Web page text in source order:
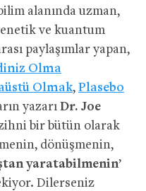
alanında uzman,
ve kuantum
paylaşımlar yapan,
Olma
Olmak, Plasebo
yazarı Dr. Joe
bir bütün olarak
dönüşmenin,
yaratabilmenin’
Dilerseniz